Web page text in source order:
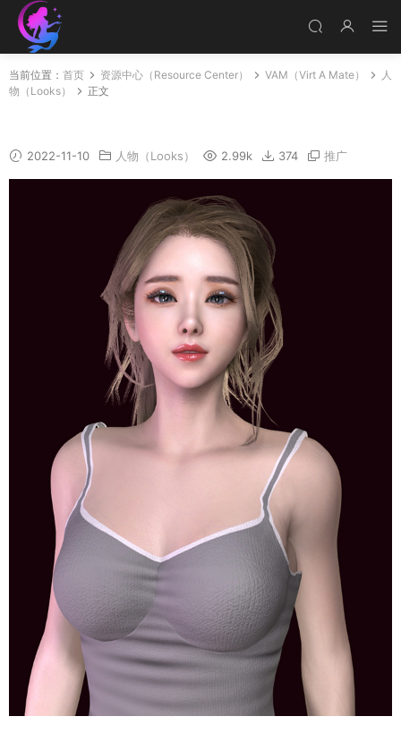
当前位置： 首页 资源中心（Resource Center） VAM（Virt A Mate）
人
物（Looks）
正文
2022-11-10 人物（Looks） 2.99k 374 推广